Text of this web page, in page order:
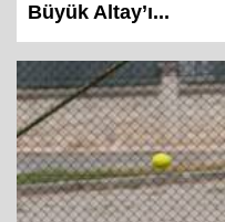
Büyük Altay’ı...